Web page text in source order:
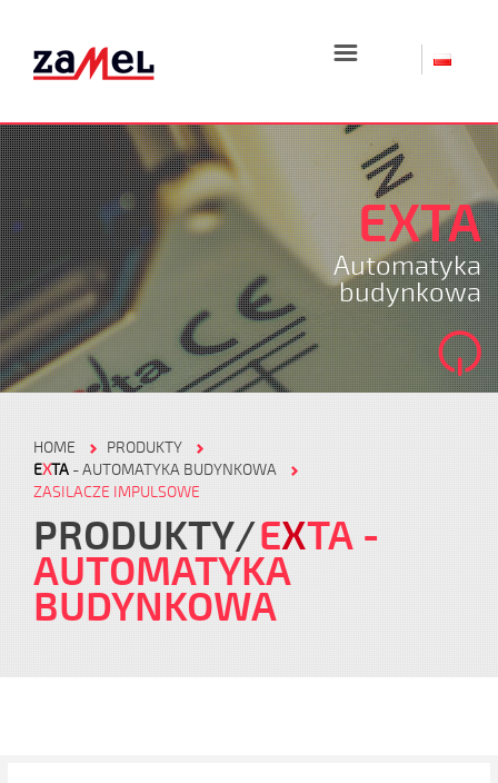
☰
EXTA
Automatyka
budynkowa
HOME
PRODUKTY
EXTA - AUTOMATYKA BUDYNKOWA
ZASILACZE IMPULSOWE
PRODUKTY EXTA -
AUTOMATYKA
BUDYNKOWA